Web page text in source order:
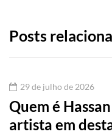
Posts
29 de julho de 2026
Quem é
artista em